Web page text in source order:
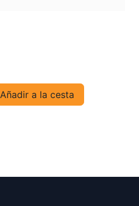
Añadir a la cesta